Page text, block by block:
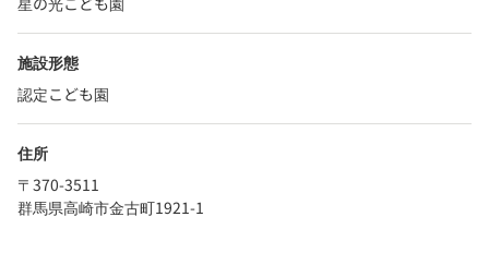
施設形態
認定こども園
住所
〒370-3511
群馬県高崎市金古町1921-1